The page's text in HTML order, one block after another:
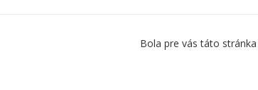
Bola pre vás táto